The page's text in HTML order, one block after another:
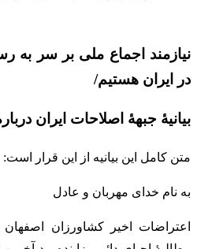
نیازمند اجماع ملی بر سر به
در ایران هستیم/
بیانیهٔ جبههٔ اصلاحات ایران
متن کامل این بیانیه از این قرار است:
به نام خدای مهربان و عادل
اعتراضات اخیر کشاورزان